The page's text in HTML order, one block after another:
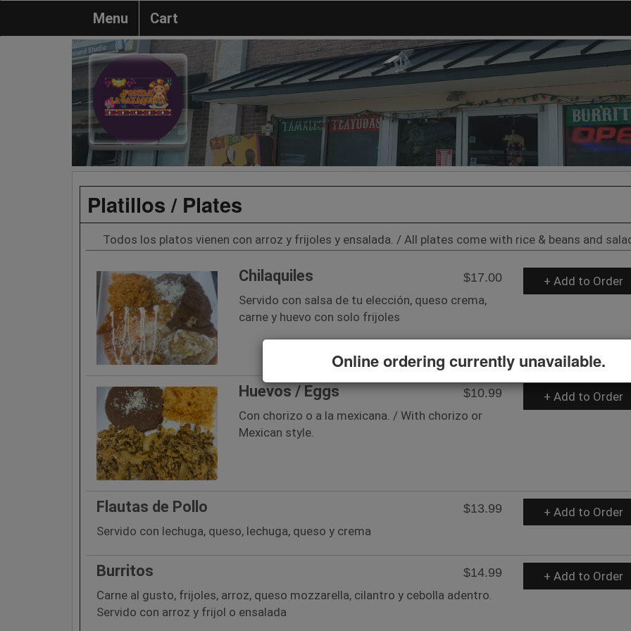
Menu Cart
Platillos / Plates
Todos los platos vienen con arroz y frijoles y ensalada. / All plates come with rice & beans and
Chilaquiles
$17.00
Servido con salsa de tu elección, queso crema,
carne y huevo con solo frijoles
+ Add to Order
Huevos / Eggs
$10.99
Con chorizo o a la mexicana. / With chorizo or
Mexican style.
+ Add to Order
Flautas de Pollo
$13.99
Servido con lechuga, queso, lechuga, queso y crema
+ Add to Order
Burritos
$14.99
Carne al gusto, frijoles, arroz, queso mozzarella, cilantro y cebolla adentro.
Servido con arroz y frijol o ensalada
+ Add to Order
Online ordering currently unavailable.